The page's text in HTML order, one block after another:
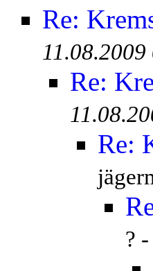
Re:
Re:
Re:
?